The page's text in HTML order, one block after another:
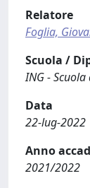
Relatore
Foglia,
Scuola /
ING -
Data
22-lug-2022
Anno
2021/2022